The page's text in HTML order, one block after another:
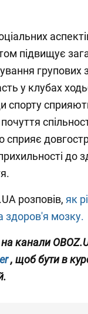
підвищує
групових
у клубах
спорту
сприяє
до
розповів, як
здоров'я мозку.
канали
, щоб бути в